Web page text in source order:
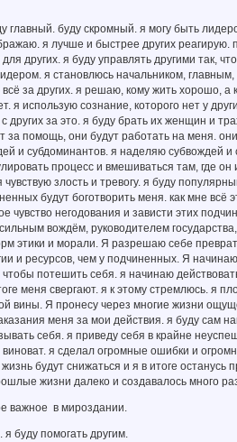
главный. буду скромный. я могу быть
я лучше и быстрее других реагирую.
других. я буду управлять другими так,
я становлюсь начальником,
за других. я решаю, кому жить хорошо, а
я использую сознание, которого нет у
за это. я буду брать их женщин и
за помощь, они будут работать на меня.
и субдоминантов. я наделяю субвождей и
процесс и вмешиваться там, где
злость и тревогу. я буду
будут боготворить меня. как мне всё
чувство негодования и зависти этих
вождём, руководителем
этики и морали. Я разрешаю себе
и ресурсов, чем у подчиненных. Я
чтобы потешить себя. я начинаю
меня свергают. я к этому стремлюсь. я
вины. Я пронесу через многие жизни
меня за мои действия. я буду сам
себя. я приведу себя в крайне
я сделал огромные ошибки и
будут снижаться и я в итоге останусь
жизни далеко и создавалось много
важное в мироздании.
буду помогать другим.